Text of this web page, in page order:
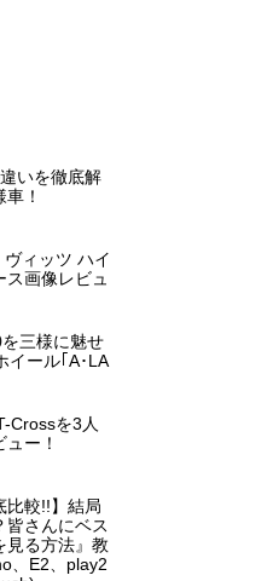
いを徹底解
！
ヴィッツ ハイ
画像レビュ
三様に魅せ
イール｢A･LA
Crossを3人
ー！
比較!!】結局
皆さんにベス
見る方法』教
、E2、play2